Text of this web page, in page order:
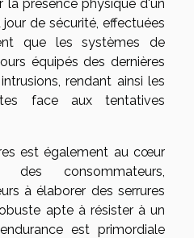
la présence physique d'un
de sécurité, effectuées
que les systèmes de
équipés des dernières
rendant ainsi les
face aux tentatives
est également au cœur
des consommateurs,
à élaborer des serrures
apte à résister à un
est primordiale